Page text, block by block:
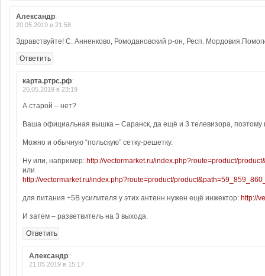
Александр:
20.05.2019 в 21:58
Здравствуйте! С. Анненково, Ромодановский р-он, Респ.
Ответить
карта.ртрс.рф:
20.05.2019 в 23:19
А старой – нет?
Ваша официальная вышка – Саранск, да ещё и 3 телевизора, поэтому
Можно и обычную “польскую” сетку-решетку.
Ну или, например: http://vectormarket.ru/index.php?route=product/
или
http://vectormarket.ru/index.php?route=product/
для питания +5В усилителя у этих антенн нужен ещё инжектор: http://
И затем – разветвитель на 3 выхода.
Ответить
Александр:
21.05.2019 в 15:17